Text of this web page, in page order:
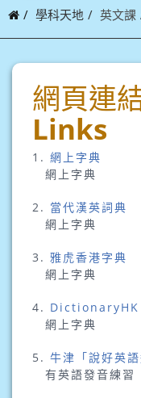
學科天地 英文課
網頁連
Links
1. 網上字典
網上字典
2. 當代漢英詞典
網上字典
3. 雅虎香港字典
網上字典
4. DictionaryHK
網上字典
5. 牛津「說好英語
有英語發音練習